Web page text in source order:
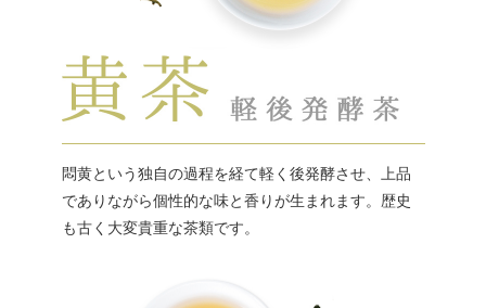
悶黄という独自の過程を経て軽く後発酵させ、上品
でありながら個性的な味と香りが生まれます。歴史
も古く大変貴重な茶類です。